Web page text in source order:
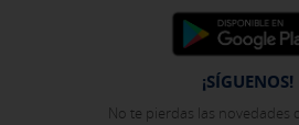
¡SÍGUENOS!
No te pierdas las novedades